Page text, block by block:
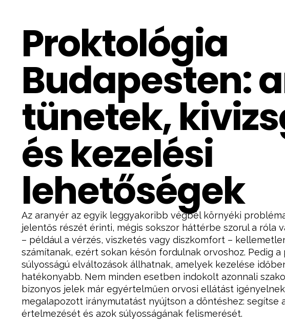
Proktológia
Budapesten:
tünetek,
és kezelési
lehetőségek
Az aranyér az egyik leggyakoribb végbél környéki
jelentős részét érinti, mégis sokszor háttérbe szorul a róla
– például a vérzés, viszketés vagy diszkomfort –
számítanak, ezért sokan későn fordulnak orvoshoz. Pedig
súlyosságú elváltozások állhatnak, amelyek kezelése
hatékonyabb. Nem minden esetben indokolt azonnali
bizonyos jelek már egyértelműen orvosi ellátást
megalapozott iránymutatást nyújtson a döntéshez: segítse
értelmezését és azok súlyosságának felismerését.